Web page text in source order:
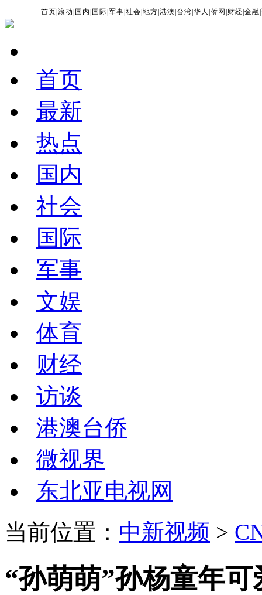
首页 |滚动 国内 国际 |军事 |社会 |地方 |港澳 台湾 |华人 |侨网 财经 |金融 |
首页
最新
热点
国内
社会
国际
军事
文娱
体育
财经
访谈
港澳台侨
微视界
东北亚电视网
当前位置： 中新视频 >
“孙萌萌”孙杨童年